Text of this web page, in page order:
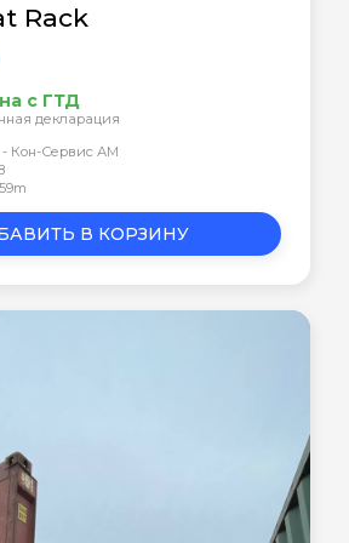
Rack
с ГТД
декларация
- Кон-Сервис АМ
В КОРЗИНУ